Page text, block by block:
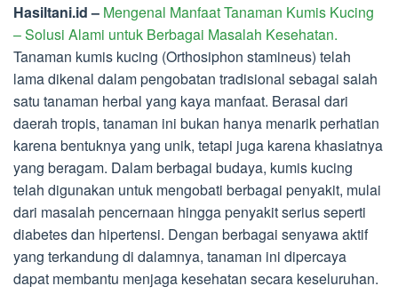
Hasiltani.id – Mengenal Manfaat Tanaman Kumis Kucing
– Solusi Alami untuk Berbagai Masalah Kesehatan.
Tanaman kumis kucing (Orthosiphon stamineus) telah
lama dikenal dalam pengobatan tradisional sebagai salah
satu tanaman herbal yang kaya manfaat. Berasal dari
daerah tropis, tanaman ini bukan hanya menarik perhatian
karena bentuknya yang unik, tetapi juga karena khasiatnya
yang beragam. Dalam berbagai budaya, kumis kucing
telah digunakan untuk mengobati berbagai penyakit, mulai
dari masalah pencernaan hingga penyakit serius seperti
diabetes dan hipertensi. Dengan berbagai senyawa aktif
yang terkandung di dalamnya, tanaman ini dipercaya
dapat membantu menjaga kesehatan secara keseluruhan.